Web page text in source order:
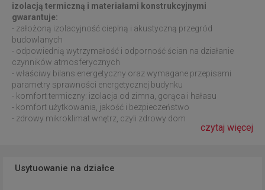
izolacją termiczną i materiałami konstrukcyjnymi
gwarantuje:
- założoną izolacyjność cieplną i akustyczną przegród
budowlanych
- odpowiednią wytrzymałość i odporność ścian na działanie
czynników atmosferycznych
- właściwy bilans energetyczny oraz wymagane przepisami
parametry sprawności energetycznej budynku
- komfort termiczny: izolacja od zimna, gorąca i hałasu
- komfort użytkowania, jakość i bezpieczeństwo
- zdrowy mikroklimat wnętrz, czyli zdrowy dom
czytaj więcej
Usytuowanie na działce